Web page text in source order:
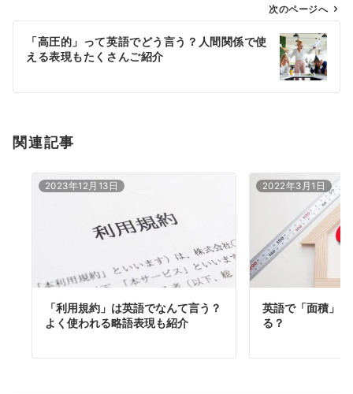
ン
次のページへ
「高圧的」って英語でどう言う？人間関係で使
える表現もたくさんご紹介
関連記事
2023年12月13日
「利用規約」は英語でなんて言う？
よく使われる略語表現も紹介
2022年3月1日
英語で「面積」
る？